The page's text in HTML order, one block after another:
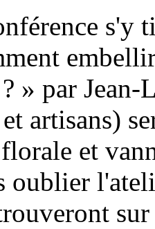
s'y
» par
artisans)
et
oublier